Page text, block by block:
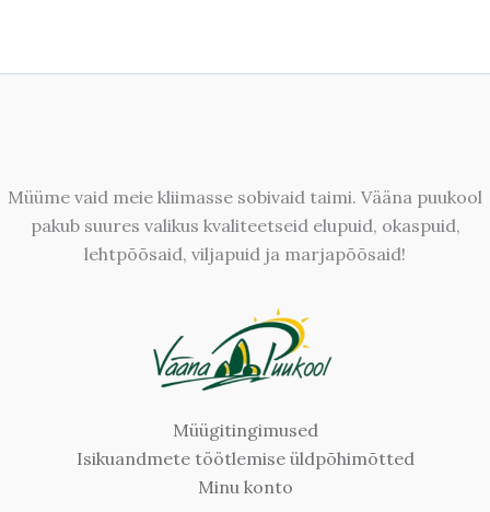
Müüme vaid meie kliimasse sobivaid taimi. Vääna puukool
pakub suures valikus kvaliteetseid elupuid, okaspuid,
lehtpõõsaid, viljapuid ja marjapõõsaid!
Müügitingimused
Isikuandmete töötlemise üldpõhimõtted
Minu konto